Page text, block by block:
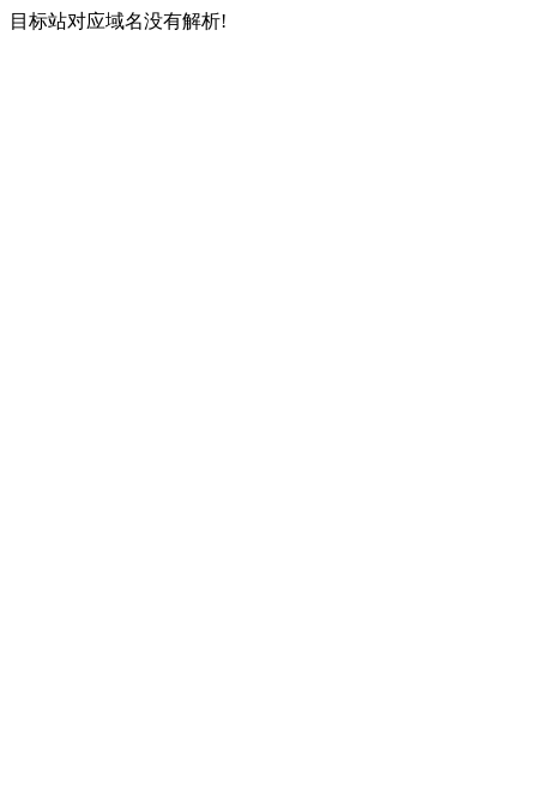
目标站对应域名没有解析!